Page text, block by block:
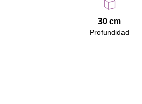
30 cm
Profundidad